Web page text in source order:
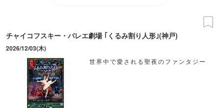
チャイコフスキー・バレエ劇場 ｢くるみ割り人形｣(神戸)
2026/12/03(木)
世界中で愛される聖夜のファンタジー